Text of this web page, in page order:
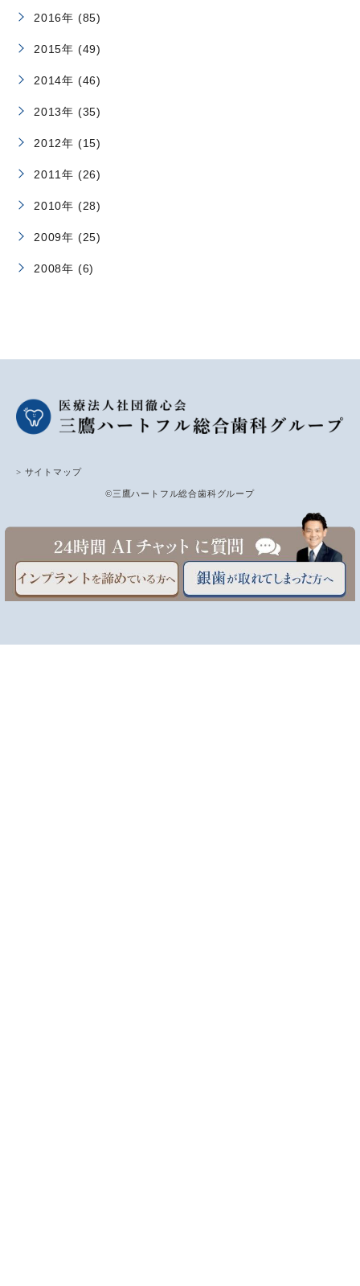
2016年 (85)
2015年 (49)
2014年 (46)
2013年 (35)
2012年 (15)
2011年 (26)
2010年 (28)
2009年 (25)
2008年 (6)
> サイトマップ
©三鷹ハートフル総合歯科グループ